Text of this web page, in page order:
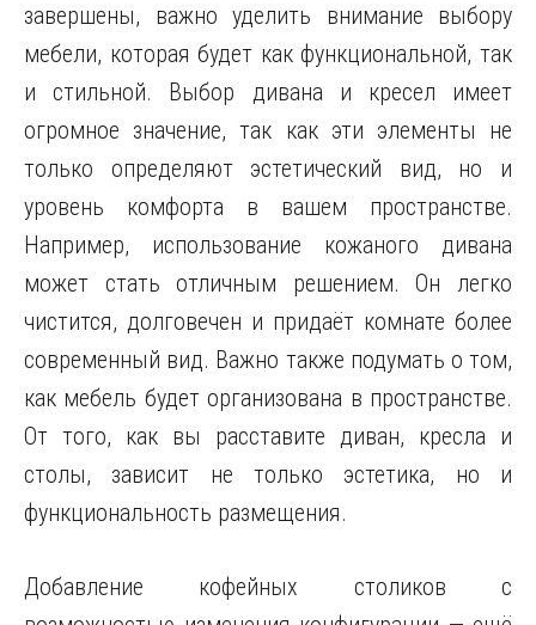
завершены, важно уделить внимание выбору
мебели, которая будет как функциональной, так
и стильной. Выбор дивана и кресел имеет
огромное значение, так как эти элементы не
только определяют эстетический вид, но и
уровень комфорта в вашем пространстве.
Например, использование кожаного дивана
может стать отличным решением. Он легко
чистится, долговечен и придаёт комнате более
современный вид. Важно также подумать о том,
как мебель будет организована в пространстве.
От того, как вы расставите диван, кресла и
столы, зависит не только эстетика, но и
функциональность размещения.
Добавление кофейных столиков с